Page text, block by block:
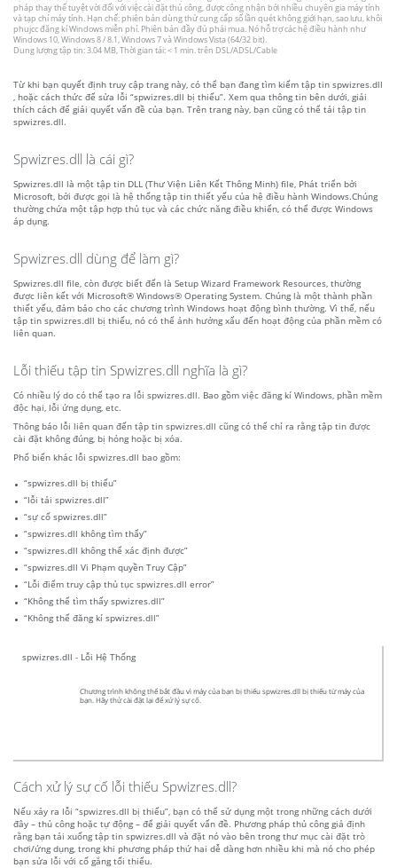
pháp thay thế tuyệt vời đối với việc cài đặt thủ công, được công nhận bởi nhiều chuyên gia máy tính
và tạp chí máy tính. Hạn chế: phiên bản dùng thử cung cấp số lần quét không giới hạn, sao lưu, khôi
phujcc đăng kí Windows miễn phí. Phiên bản đầy đủ phải mua. Nó hỗ trợ các hệ điều hành như
Windows 10, Windows 8 / 8.1, Windows 7 và Windows Vista (64/32 bit).
Dung lượng tập tin: 3.04 MB, Thời gian tải: < 1 min. trên DSL/ADSL/Cable
Từ khi bạn quyết định truy cập trang này, có thể bạn đang tìm kiếm tập tin spwizres.dll
, hoặc cách thức để sửa lỗi “spwizres.dll bị thiếu”. Xem qua thông tin bên dưới, giải
thích cách để giải quyết vấn đề của bạn. Trên trang này, bạn cũng có thể tải tập tin
spwizres.dll.
Spwizres.dll là cái gì?
Spwizres.dll là một tập tin DLL (Thư Viện Liên Kết Thông Minh) file, Phát triển bởi
Microsoft, bởi được gọi là hệ thống tập tin thiết yếu của hệ điều hành Windows.Chúng
thường chứa một tập hợp thủ tục và các chức năng điều khiển, có thể được Windows
áp dụng.
Spwizres.dll dùng để làm gì?
Spwizres.dll file, còn được biết đến là Setup Wizard Framework Resources, thường
được liên kết với Microsoft® Windows® Operating System. Chúng là một thành phần
thiết yếu, đảm bảo cho các chương trình Windows hoạt động bình thường. Vì thế, nếu
tập tin spwizres.dll bị thiếu, nó có thể ảnh hưởng xấu đến hoạt động của phần mềm có
liên quan.
Lỗi thiếu tập tin Spwizres.dll nghĩa là gì?
Có nhiều lý do có thể tạo ra lỗi spwizres.dll. Bao gồm việc đăng kí Windows, phần mềm
độc hại, lỗi ứng dụng, etc.
Thông báo lỗi liên quan đến tập tin spwizres.dll cũng có thể chỉ ra rằng tập tin được
cài đặt không đúng, bị hỏng hoặc bị xóa.
Phổ biến khác lỗi spwizres.dll bao gồm:
“spwizres.dll bị thiếu”
“lỗi tải spwizres.dll”
“sự cố spwizres.dll”
“spwizres.dll không tìm thấy”
“spwizres.dll không thể xác định được”
“spwizres.dll Vi Phạm quyền Truy Cập”
“Lỗi điểm truy cập thủ tục spwizres.dll error”
“Không thể tìm thấy spwizres.dll”
“Không thể đăng kí spwizres.dll”
spwizres.dll - Lỗi Hệ Thống
Chương trình không thể bắt đầu vì máy của bạn bị thiếu spwizres.dll bị thiếu từ máy của
bạn. Hãy thử cài đặt lại để xử lý sự cố.
Cách xử lý sự cố lỗi thiếu Spwizres.dll?
Nếu xảy ra lỗi “spwizres.dll bị thiếu”, bạn có thể sử dụng một trong những cách dưới
đây – thủ công hoặc tự động – để giải quyết vấn đề. Phương pháp thủ công giả định
rằng bạn tải xuống tập tin spwizres.dll và đặt nó vào bên trong thư mục cài đặt trò
chơi/ứng dụng, trong khi phương pháp thứ hai dễ dàng hơn nhiều khi mà nó cho phép
bạn sửa lỗi với cố gắng tối thiểu.